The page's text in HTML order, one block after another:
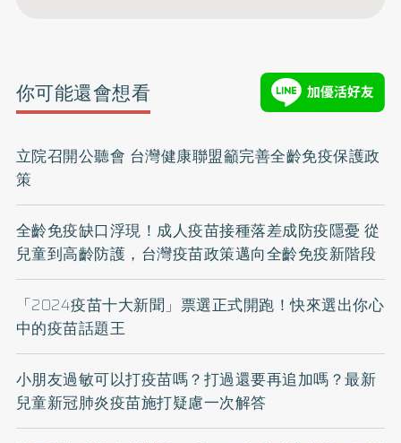
你可能還會想看
立院召開公聽會 台灣健康聯盟籲完善全齡免疫保護政
策
全齡免疫缺口浮現！成人疫苗接種落差成防疫隱憂 從
兒童到高齡防護，台灣疫苗政策邁向全齡免疫新階段
「2024疫苗十大新聞」票選正式開跑！快來選出你心
中的疫苗話題王
小朋友過敏可以打疫苗嗎？打過還要再追加嗎？最新
兒童新冠肺炎疫苗施打疑慮一次解答